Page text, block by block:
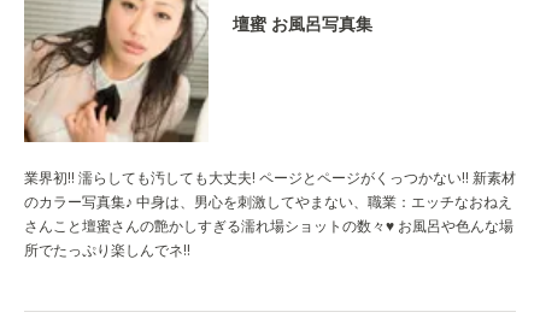
壇蜜 お風呂写真集
業界初!! 濡らしても汚しても大丈夫! ページとページがくっつかない!! 新素材
のカラー写真集♪ 中身は、男心を刺激してやまない、職業：エッチなおねえ
さんこと壇蜜さんの艶かしすぎる濡れ場ショットの数々♥ お風呂や色んな場
所でたっぷり楽しんでネ!!